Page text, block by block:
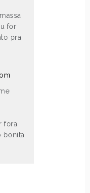
for
pra
fora
bonita